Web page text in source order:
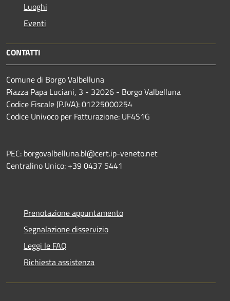
Luoghi
Eventi
CONTATTI
Comune di Borgo Valbelluna
Piazza Papa Luciani, 3 - 32026 - Borgo Valbelluna
Codice Fiscale (P.IVA): 01225000254
Codice Univoco per Fatturazione: UF4S1G
PEC: borgovalbelluna.bl@cert.ip-veneto.net
Centralino Unico: +39 0437 5441
Prenotazione appuntamento
Segnalazione disservizio
Leggi le FAQ
Richiesta assistenza